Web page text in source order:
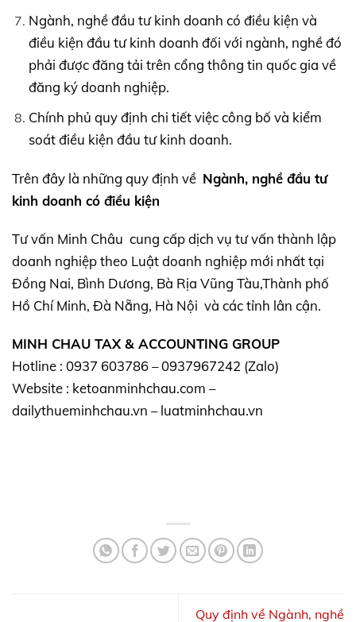
Ngành, nghề đầu tư kinh doanh có điều kiện và
điều kiện đầu tư kinh doanh đối với ngành, nghề đó
phải được đăng tải trên cổng thông tin quốc gia về
đăng ký doanh nghiệp.
Chính phủ quy định chi tiết việc công bố và kiểm
soát điều kiện đầu tư kinh doanh.
Trên đây là những quy định về Ngành, nghề đầu tư
kinh doanh có điều kiện
Tư vấn Minh Châu cung cấp dịch vụ tư vấn thành lập
doanh nghiệp theo Luật doanh nghiệp mới nhất tại
Đồng Nai, Bình Dương, Bà Rịa Vũng Tàu,Thành phố
Hồ Chí Minh, Đà Nẵng, Hà Nội và các tỉnh lân cận.
MINH CHAU TAX & ACCOUNTING GROUP
Hotline : 0937 603786 – 0937967242 (Zalo)
Website : ketoanminhchau.com –
dailythueminhchau.vn – luatminhchau.vn
Quy định về Ngành, nghề